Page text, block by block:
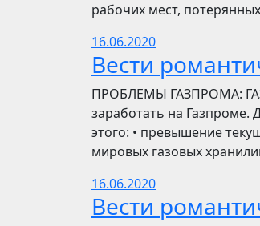
рабочих мест,
16.06.2020
Вести
ПРОБЛЕМЫ ГАЗПРОМА:
заработать на
этого: • превышение
мировых газовых
16.06.2020
Вести